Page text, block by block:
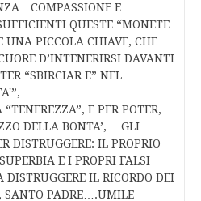
E
QUESTE “MONETE
UNA PICCOLA CHIAVE, CHE
D’INTENERIRSI DAVANTI
“SBIRCIAR E” NEL
E PER POTER,
DELLA BONTA’,… GLI
DISTRUGGERE: IL PROPRIO
E I PROPRI FALSI
DISTRUGGERE IL RICORDO DEI
SANTO PADRE….UMILE